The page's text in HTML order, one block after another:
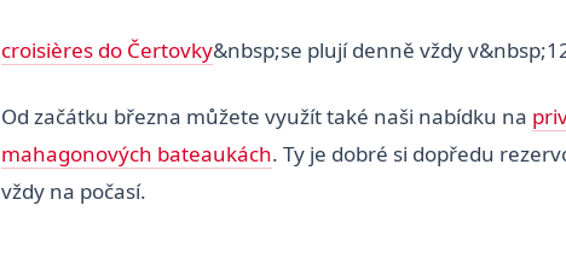
croisières do Čertovky&nbsp;se plují denně vždy
Od začátku března můžete využít také naši nabídku na
mahagonových bateaukách. Ty je dobré si dopředu
vždy na počasí.